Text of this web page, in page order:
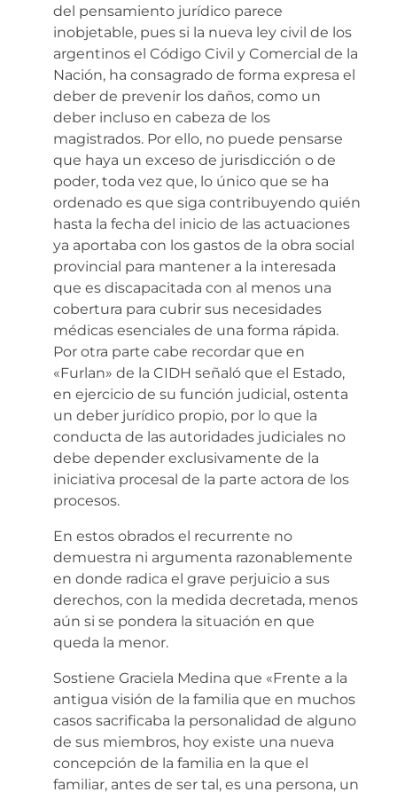
del pensamiento jurídico parece
inobjetable, pues si la nueva ley civil de los
argentinos el Código Civil y Comercial de la
Nación, ha consagrado de forma expresa el
deber de prevenir los daños, como un
deber incluso en cabeza de los
magistrados. Por ello, no puede pensarse
que haya un exceso de jurisdicción o de
poder, toda vez que, lo único que se ha
ordenado es que siga contribuyendo quién
hasta la fecha del inicio de las actuaciones
ya aportaba con los gastos de la obra social
provincial para mantener a la interesada
que es discapacitada con al menos una
cobertura para cubrir sus necesidades
médicas esenciales de una forma rápida.
Por otra parte cabe recordar que en
«Furlan» de la CIDH señaló que el Estado,
en ejercicio de su función judicial, ostenta
un deber jurídico propio, por lo que la
conducta de las autoridades judiciales no
debe depender exclusivamente de la
iniciativa procesal de la parte actora de los
procesos.
En estos obrados el recurrente no
demuestra ni argumenta razonablemente
en donde radica el grave perjuicio a sus
derechos, con la medida decretada, menos
aún si se pondera la situación en que
queda la menor.
Sostiene Graciela Medina que «Frente a la
antigua visión de la familia que en muchos
casos sacrificaba la personalidad de alguno
de sus miembros, hoy existe una nueva
concepción de la familia en la que el
familiar, antes de ser tal, es una persona, un